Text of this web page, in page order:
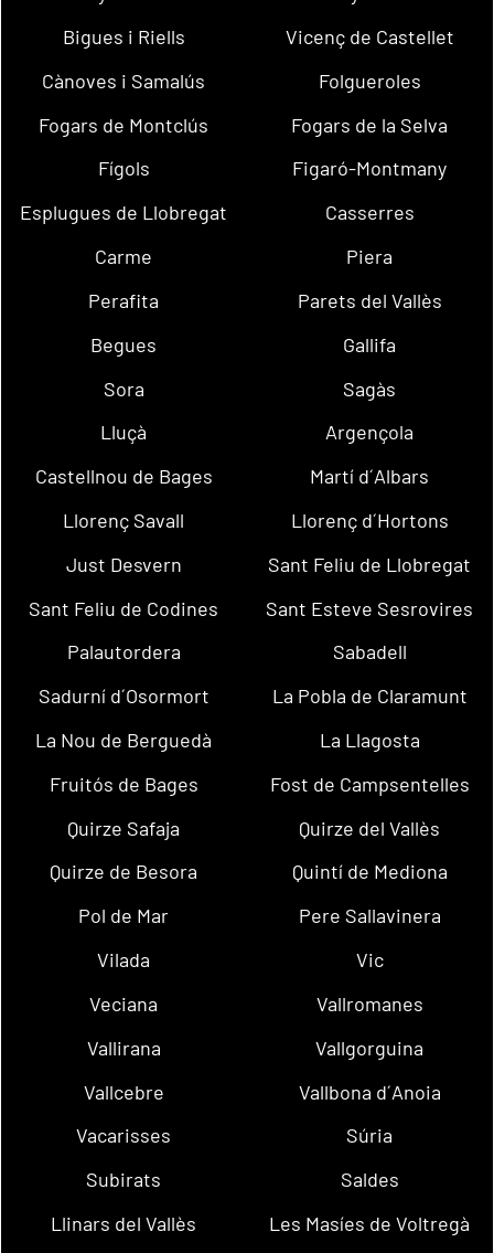
Bigues i Riells
Vicenç de Castellet
Cànoves i Samalús
Folgueroles
Fogars de Montclús
Fogars de la Selva
Fígols
Figaró-Montmany
Esplugues de Llobregat
Casserres
Carme
Piera
Perafita
Parets del Vallès
Begues
Gallifa
Sora
Sagàs
Lluçà
Argençola
Castellnou de Bages
Martí d´Albars
Llorenç Savall
Llorenç d´Hortons
Just Desvern
Sant Feliu de Llobregat
Sant Feliu de Codines
Sant Esteve Sesrovires
Palautordera
Sabadell
Sadurní d´Osormort
La Pobla de Claramunt
La Nou de Berguedà
La Llagosta
Fruitós de Bages
Fost de Campsentelles
Quirze Safaja
Quirze del Vallès
Quirze de Besora
Quintí de Mediona
Pol de Mar
Pere Sallavinera
Vilada
Vic
Veciana
Vallromanes
Vallirana
Vallgorguina
Vallcebre
Vallbona d´Anoia
Vacarisses
Súria
Subirats
Saldes
Llinars del Vallès
Les Masíes de Voltregà